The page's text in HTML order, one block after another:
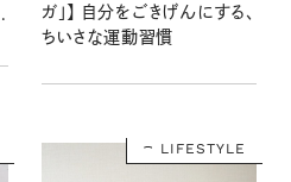
ガ」】 自分をごきげんにする、
ちいさな運動習慣
LIFESTYLE